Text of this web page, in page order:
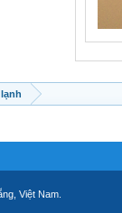
Việt Nam.